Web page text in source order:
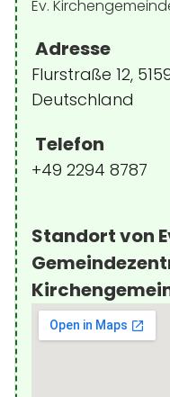
Adresse
Flurstraße 12,
Deutschland
Telefon
+49 2294 8787
Standort von